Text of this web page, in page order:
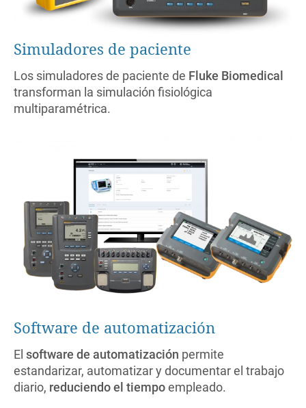
Simuladores de paciente
Los simuladores de paciente de Fluke Biomedical
transforman la simulación fisiológica
multiparamétrica.
Software de automatización
Elsoftware de automatización permite
estandarizar, automatizar y documentar el trabajo
diario, reduciendo el tiempo empleado.